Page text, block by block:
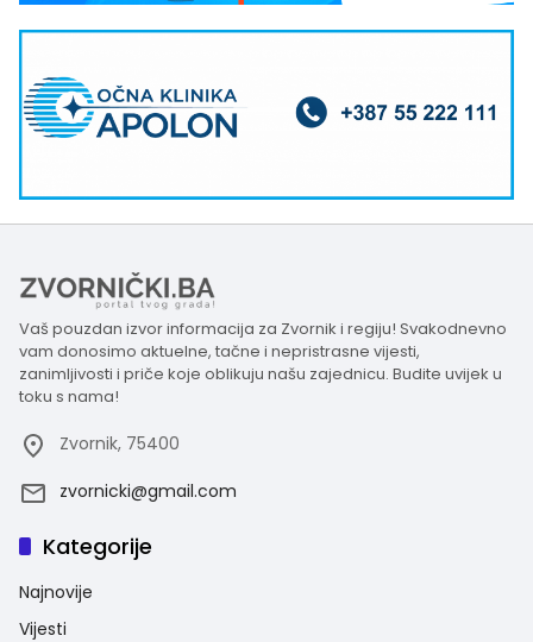
Vaš pouzdan izvor informacija za Zvornik i regiju! Svakodnevno
vam donosimo aktuelne, tačne i nepristrasne vijesti,
zanimljivosti i priče koje oblikuju našu zajednicu. Budite uvijek u
toku s nama!
Zvornik, 75400
zvornicki@gmail.com
Kategorije
Najnovije
Vijesti